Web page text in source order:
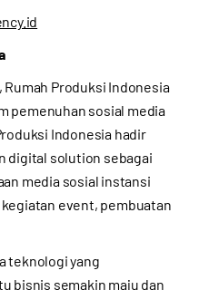
Produksi Indonesia
pemenuhan sosial media
Indonesia hadir
digital solution sebagai
media sosial instansi
event, pembuatan
teknologi yang
bisnis semakin maju dan